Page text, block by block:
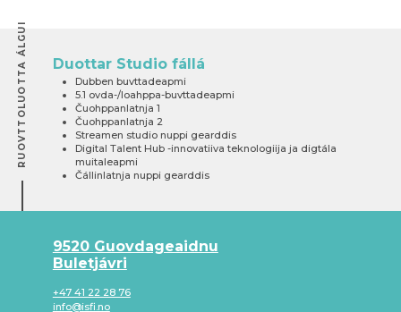
Duottar Studio fállá
Dubben buvttadeapmi
5.1 ovda-/loahppa-buvttadeapmi
Čuohppanlatnja 1
Čuohppanlatnja 2
Streamen studio nuppi gearddis
Digital Talent Hub -innovatiiva teknologiija ja digtála
muitaleapmi
Čállinlatnja nuppi gearddis
RUOVTTOLUOTTA ÁLGUI
9520 Guovdageaidnu
Buletjávri
+47 41 22 28 76
info@isfi.no